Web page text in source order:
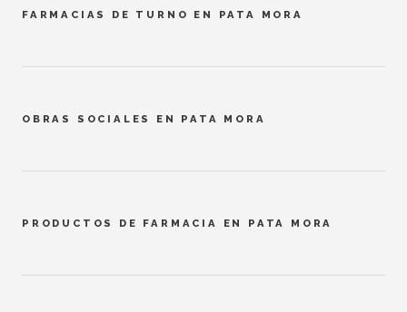
FARMACIAS DE TURNO EN PATA MORA
OBRAS SOCIALES EN PATA MORA
PRODUCTOS DE FARMACIA EN PATA MORA